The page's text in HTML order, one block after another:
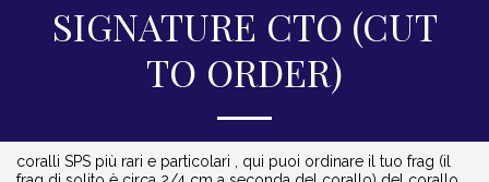
SIGNATURE CTO (CUT
TO ORDER)
coralli SPS più rari e particolari , qui puoi ordinare il tuo frag (il